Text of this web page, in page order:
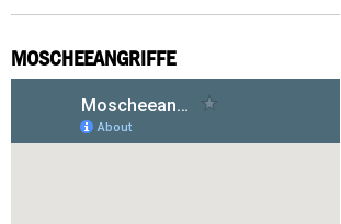
MOSCHEEANGRIFFE